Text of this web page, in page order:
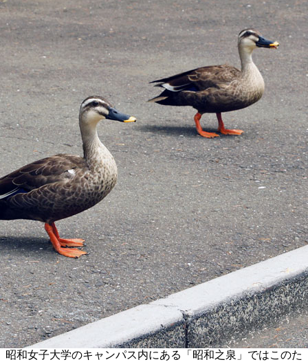
昭和女子大学のキャンパス内にある「昭和之泉」ではこのた